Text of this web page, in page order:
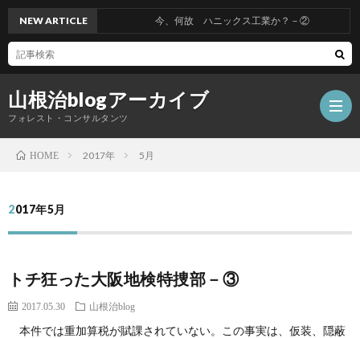
山根治blogアーカイブ
フォレスト・コンサルタンツ
冤
を
根
会
NEW ARTICLE 今、何故 ハニックス工業か？－②
HOME 2017年 5月
2017年5月
トチ狂った大阪地検特捜部－③
2017.05.30 山根治blog
本件では重加算税が賦課されていない。この事実は、仮装、隠蔽